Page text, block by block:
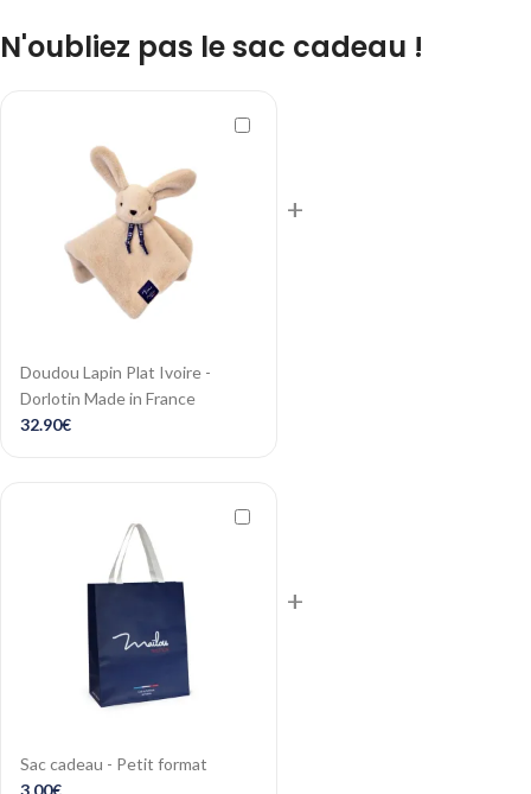
N'oubliez pas le sac cadeau !
Doudou Lapin Plat Ivoire -
Dorlotin Made in France
32.90€
+
Sac cadeau - Petit format
3.00€
+